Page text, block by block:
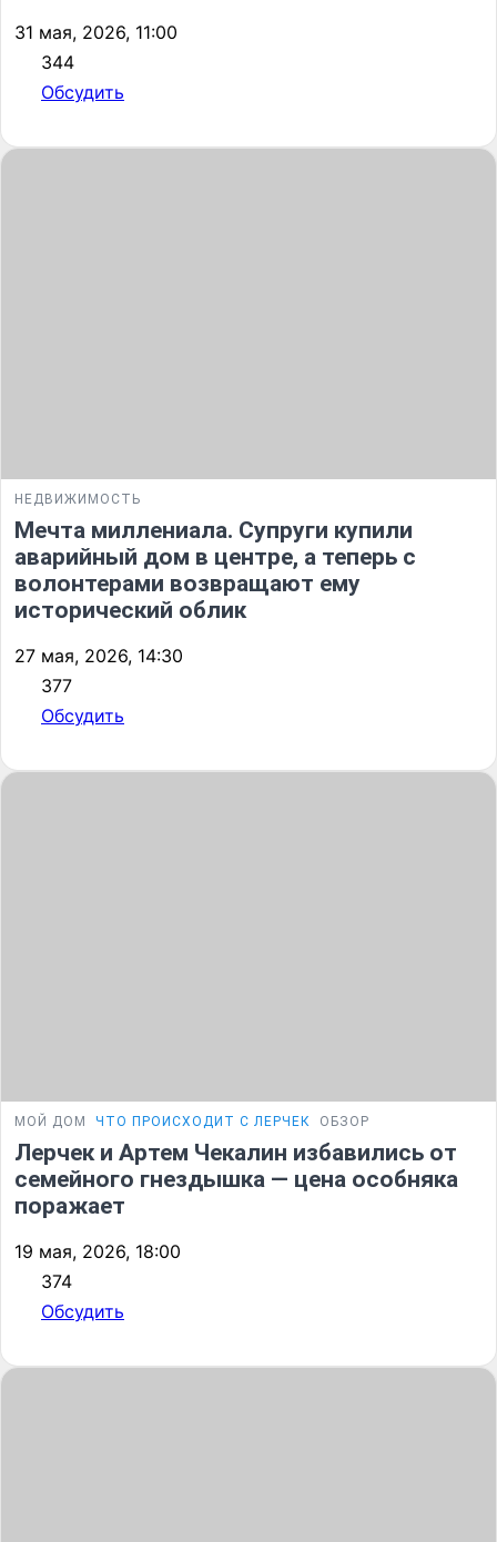
31 мая, 2026, 11:00
344
Обсудить
НЕДВИЖИМОСТЬ
Мечта миллениала. Супруги купили
аварийный дом в центре, а теперь с
волонтерами возвращают ему
исторический облик
27 мая, 2026, 14:30
377
Обсудить
МОЙ ДОМ ЧТО ПРОИСХОДИТ С ЛЕРЧЕК ОБЗОР
Лерчек и Артем Чекалин избавились от
семейного гнездышка — цена особняка
поражает
19 мая, 2026, 18:00
374
Обсудить